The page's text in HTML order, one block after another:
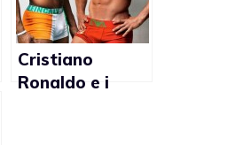
Cristiano
Ronaldo e i